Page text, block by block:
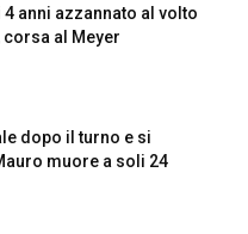
4 anni azzannato al volto
corsa al Meyer
dopo il turno e si
muore a soli 24